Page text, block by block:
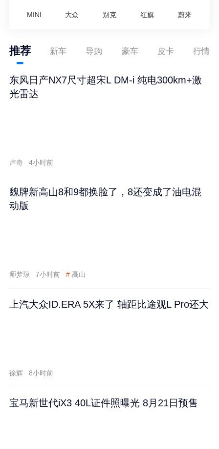
MINI 大众 别克 红旗 蔚来
推荐 新车 导购 豪车 皮卡 行情
东风日产NX7尺寸超宋L DM-i 纯电300km+激
光雷达
卢奇 4小时前
魏牌新高山8和9都换脸了，8还变成了油电混
动版
师梦琼 7小时前 # 高山
上汽大众ID.ERA 5X来了 轴距比途观L Pro还大
徐辉 8小时前
宝马新世代iX3 40L证件照曝光 8月21日预售